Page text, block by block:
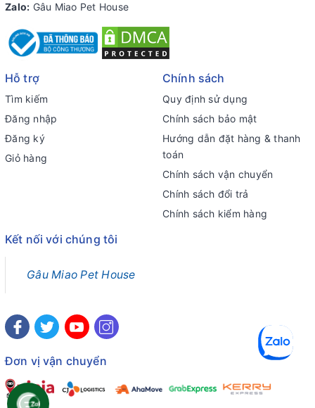
Zalo: Gâu Miao Pet House
Hỗ trợ
Tìm kiếm
Đăng nhập
Đăng ký
Giỏ hàng
Chính sách
Quy định sử dụng
Chính sách bảo mật
Hướng dẫn đặt hàng & thanh
toán
Chính sách vận chuyển
Chính sách đổi trả
Chính sách kiểm hàng
Kết nối với chúng tôi
Gâu Miao Pet House
Đơn vị vận chuyển